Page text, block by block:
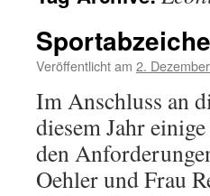
Veröffentlicht am 2.
Im Anschluss an
diesem Jahr
den
Oehler und Frau